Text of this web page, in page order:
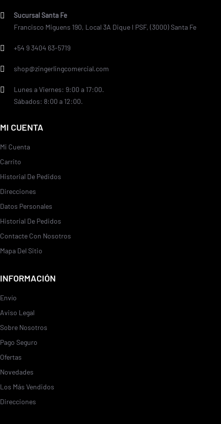
Sucursal Santa Fe
Francisco Miguens 190, Local 3A Dique I PSF, (3000) Santa Fe
+54 9 3404 63-5719
shop@zingerlingcomercial.com
Lunes a Viernes: 9:00 a 17:00.
Sábados: 8:00 a 12:00.
MI CUENTA
Mi Cuenta
Carrito
Historial De Pedidos
Direcciones
Datos Personales
Historial De Pedidos
Contacte Con Nosotros
Mapa Del Sitio
INFORMACIÓN
Envío
Aviso Legal
Sobre Nosotros
Pago Seguro
Ofertas
Novedades
Los Más Vendidos
Direcciones